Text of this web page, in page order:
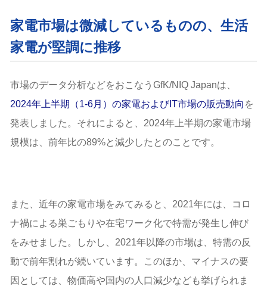
家電市場は微減しているものの、生活
家電が堅調に推移
市場のデータ分析などをおこなうGfK/NIQ Japanは、
2024年上半期（1-6月）の家電およびIT市場の販売動向 を
発表しました。それによると、2024年上半期の家電市場
規模は、前年比の89%と減少したとのことです。
また、近年の家電市場をみてみると、2021年には、コロ
ナ禍による巣ごもりや在宅ワーク化で特需が発生し伸び
をみせました。しかし、2021年以降の市場は、特需の反
動で前年割れが続いています。このほか、マイナスの要
因としては、物価高や国内の人口減少なども挙げられま